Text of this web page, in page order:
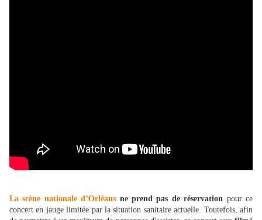
La scène nationale d’Orléans ne prend pas de réservation pour ce
concert en jauge limitée par la situation sanitaire actuelle. Toutefois, afin